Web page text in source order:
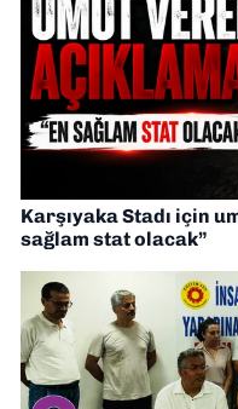
Karşıyaka Stadı için
sağlam stat olacak”